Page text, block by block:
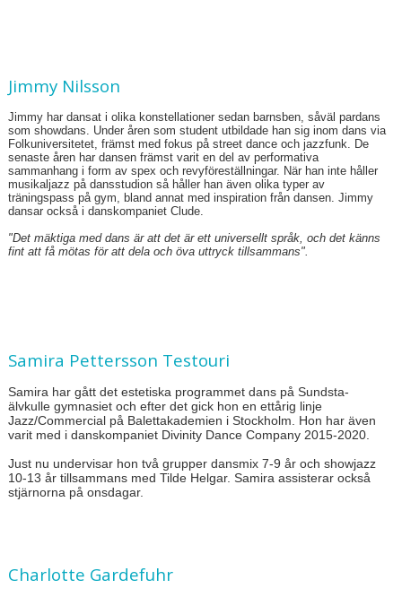
Jimmy Nilsson
Jimmy har dansat i olika konstellationer sedan barnsben, såväl pardans
som showdans. Under åren som student utbildade han sig inom dans via
Folkuniversitetet, främst med fokus på street dance och jazzfunk. De
senaste åren har dansen främst varit en del av performativa
sammanhang i form av spex och revyföreställningar. När han inte håller
musikaljazz på dansstudion så håller han även olika typer av
träningspass på gym, bland annat med inspiration från dansen. Jimmy
dansar också i danskompaniet Clude.
"Det mäktiga med dans är att det är ett universellt språk, och det känns
fint att få mötas för att dela och öva uttryck tillsammans".
Samira Pettersson Testouri
Samira har gått det estetiska programmet dans på Sundsta-
älvkulle gymnasiet och efter det gick hon en ettårig linje
Jazz/Commercial på Balettakademien i Stockholm. Hon har även
varit med i danskompaniet Divinity Dance Company 2015-2020.
Just nu undervisar hon två grupper dansmix 7-9 år och showjazz
10-13 år tillsammans med Tilde Helgar. Samira assisterar också
stjärnorna på onsdagar.
Charlotte Gardefuhr